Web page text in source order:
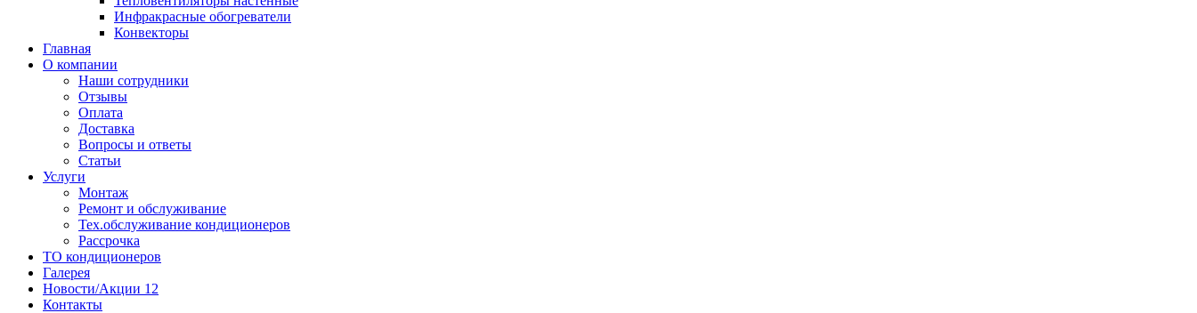
Инфракрасные обогреватели
Конвекторы
Главная
О компании
Наши сотрудники
Отзывы
Оплата
Доставка
Вопросы и ответы
Статьи
Услуги
Монтаж
Ремонт и обслуживание
Тех.обслуживание кондиционеров
Рассрочка
ТО кондиционеров
Галерея
Новости/Акции 12
Контакты